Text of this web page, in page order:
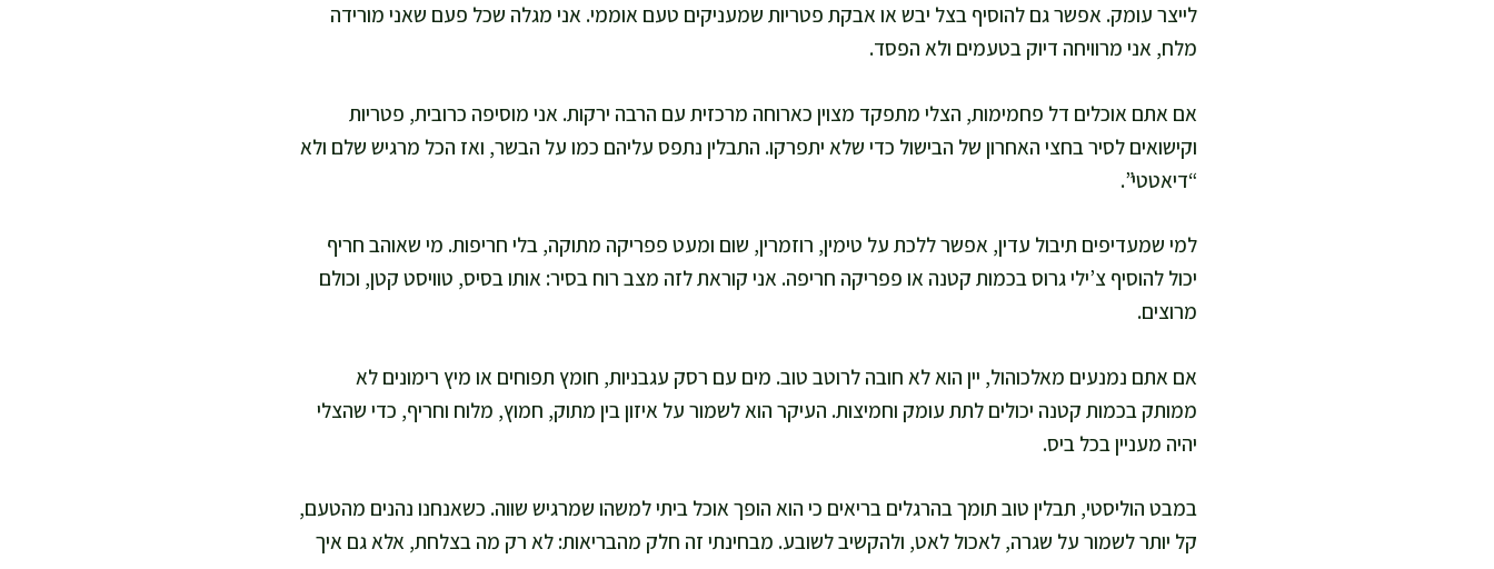
לייצר עומק. אפשר גם להוסיף בצל יבש או אבקת פטריות שמעניקים טעם אוממי. אני מגלה שכל פעם שאני מורידה
מלח, אני מרוויחה דיוק בטעמים ולא הפסד.
אם אתם אוכלים דל פחמימות, הצלי מתפקד מצוין כארוחה מרכזית עם הרבה ירקות. אני מוסיפה כרובית, פטריות
וקישואים לסיר בחצי האחרון של הבישול כדי שלא יתפרקו. התבלין נתפס עליהם כמו על הבשר, ואז הכל מרגיש שלם ולא
“דיאטטי”.
למי שמעדיפים תיבול עדין, אפשר ללכת על טימין, רוזמרין, שום ומעט פפריקה מתוקה, בלי חריפות. מי שאוהב חריף
יכול להוסיף צ’ילי גרוס בכמות קטנה או פפריקה חריפה. אני קוראת לזה מצב רוח בסיר: אותו בסיס, טוויסט קטן, וכולם
מרוצים.
אם אתם נמנעים מאלכוהול, יין הוא לא חובה לרוטב טוב. מים עם רסק עגבניות, חומץ תפוחים או מיץ רימונים לא
ממותק בכמות קטנה יכולים לתת עומק וחמיצות. העיקר הוא לשמור על איזון בין מתוק, חמוץ, מלוח וחריף, כדי שהצלי
יהיה מעניין בכל ביס.
במבט הוליסטי, תבלין טוב תומך בהרגלים בריאים כי הוא הופך אוכל ביתי למשהו שמרגיש שווה. כשאנחנו נהנים מהטעם,
קל יותר לשמור על שגרה, לאכול לאט, ולהקשיב לשובע. מבחינתי זה חלק מהבריאות: לא רק מה בצלחת, אלא גם איך